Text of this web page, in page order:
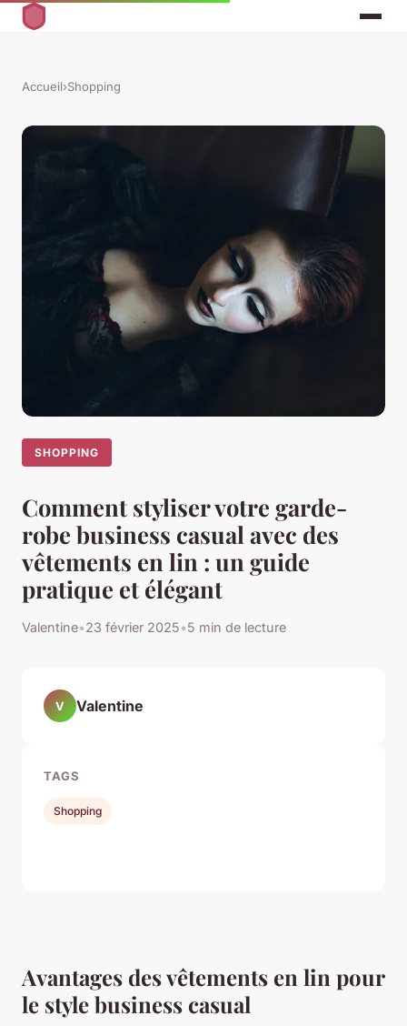
Accueil›Shopping
SHOPPING
Comment styliser votre garde-
robe business casual avec des
vêtements en lin : un guide
pratique et élégant
Valentine•23 février 2025•5 min de lecture
Avantages des vêtements en lin pour
le style business casual
V Valentine
TAGS
Shopping